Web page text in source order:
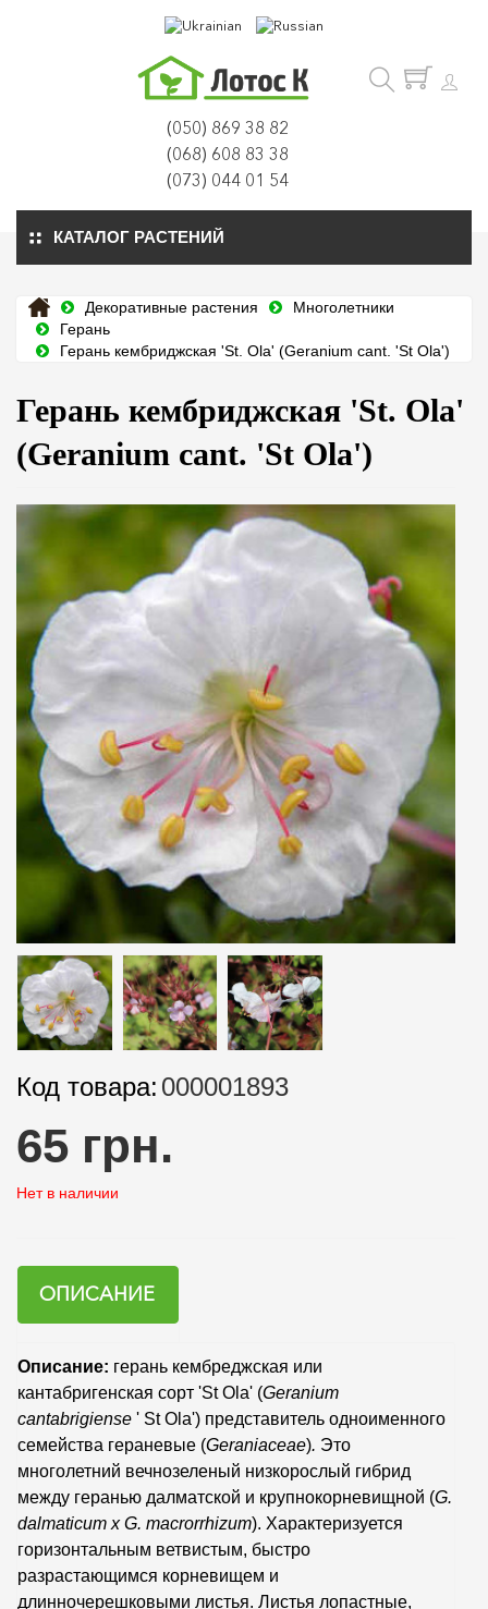
(050) 869 38 82
(068) 608 83 38
(073) 044 01 54
КАТАЛОГ РАСТЕНИЙ
Декоративные растения
Многолетники
Герань
Герань кембриджская 'St. Ola' (Geranium cant. 'St Ola')
Герань кембриджская 'St. Ola'
(Geranium cant. 'St Ola')
Код товара: 000001893
65 грн.
Нет в наличии
ОПИСАНИЕ
Описание: герань кембреджская или
кантабригенская сорт 'St Ola' (Geranium
cantabrigiense ' St Ola') представитель одноименного
семейства гераневые (Geraniaceae). Это
многолетний вечнозеленый низкорослый гибрид
между геранью далматской и крупнокорневищной (G.
dalmaticum x G. macrorrhizum). Характеризуется
горизонтальным ветвистым, быстро
разрастающимся корневищем и
длинночерешковыми листья. Листья лопастные,